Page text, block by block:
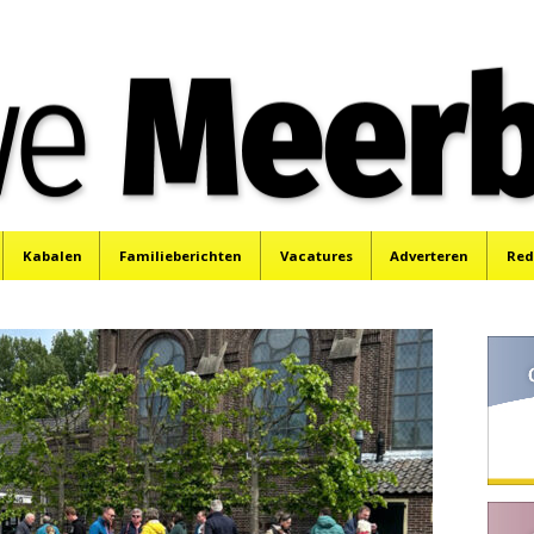
Kabalen Familieberichten Vacatures Adverteren